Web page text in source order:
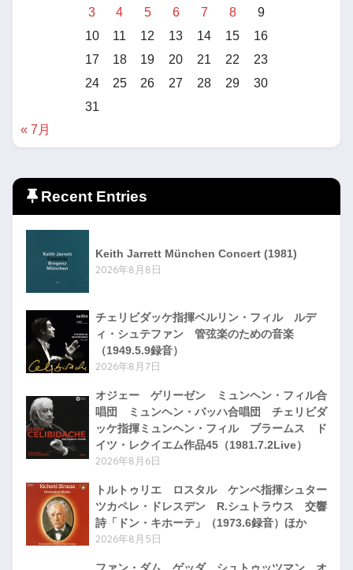
3
4 5 6 7 8
9
10
11 12 13 14 15
16
17
18 19 20 21 22
23
24
25 26 27 28 29
30
31
« 7月
Recent Entries
Keith Jarrett München Concert (1981)
2026年8月8日
チェリビダッケ指揮ベルリン・フィル ルデ
ィ・シュテファン 管弦楽のための音楽
（1949.5.9録音）
2026年8月7日
オジェー ゲリーゼン ミュンヘン・フィル合
唱団 ミュンヘン・バッハ合唱団 チェリビダ
ッケ指揮ミュンヘン・フィル ブラームス ド
イツ・レクイエム作品45（1981.7.2Live）
2026年8月6日
トルトゥリエ ロスタル ケンペ指揮シュター
ツカペレ・ドレスデン R.シュトラウス 交響
詩「ドン・キホーテ」（1973.6録音）ほか
2026年8月5日